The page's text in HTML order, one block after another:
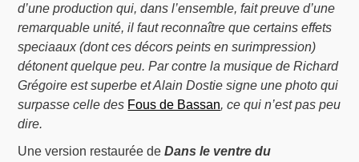
d’une production qui, dans l’ensemble, fait preuve d’une
remarquable unité, il faut reconnaître que certains effets
speciaaux (dont ces décors peints en surimpression)
détonent quelque peu. Par contre la musique de Richard
Grégoire est superbe et Alain Dostie signe une photo qui
surpasse celle des Fous de Bassan, ce qui n’est pas peu
dire.
Une version restaurée deDans le ventre du